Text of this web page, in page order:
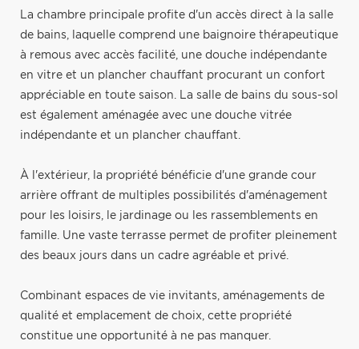
La chambre principale profite d'un accès direct à la salle
de bains, laquelle comprend une baignoire thérapeutique
à remous avec accès facilité, une douche indépendante
en vitre et un plancher chauffant procurant un confort
appréciable en toute saison. La salle de bains du sous-sol
est également aménagée avec une douche vitrée
indépendante et un plancher chauffant.
À l'extérieur, la propriété bénéficie d'une grande cour
arrière offrant de multiples possibilités d'aménagement
pour les loisirs, le jardinage ou les rassemblements en
famille. Une vaste terrasse permet de profiter pleinement
des beaux jours dans un cadre agréable et privé.
Combinant espaces de vie invitants, aménagements de
qualité et emplacement de choix, cette propriété
constitue une opportunité à ne pas manquer.